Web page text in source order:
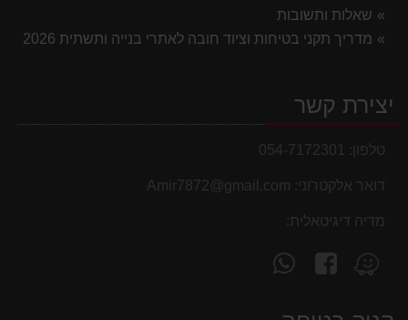
שאלות ותשובות
מדריך תקני בטיחות וציוד חובה לאתרי בנייה ותשתית 2026
יצירת קשר
טלפון: 054-7172301
דואר אלקטרוני: Amir7872@gmail.com
מדיה דיגיטאלית:
מצא
אותנו
עקוב
אחרינו